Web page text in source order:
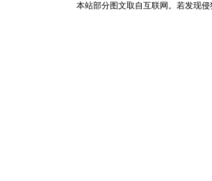
本站部分图文取自互联网。若发现